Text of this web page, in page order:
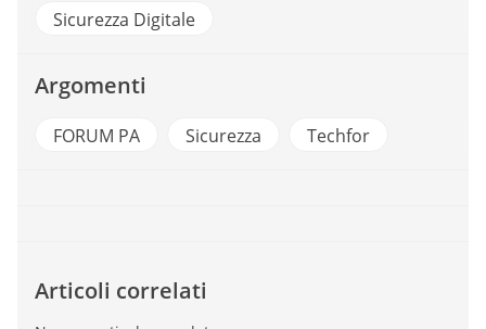
Sicurezza Digitale
Argomenti
FORUM PA Sicurezza Techfor
Articoli correlati